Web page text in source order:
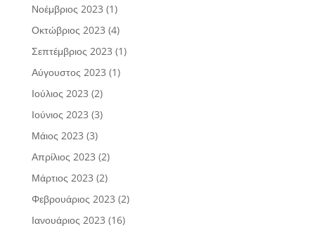
Νοέμβριος 2023 (1)
Οκτώβριος 2023 (4)
Σεπτέμβριος 2023 (1)
Αύγουστος 2023 (1)
Ιούλιος 2023 (2)
Ιούνιος 2023 (3)
Μάιος 2023 (3)
Απρίλιος 2023 (2)
Μάρτιος 2023 (2)
Φεβρουάριος 2023 (2)
Ιανουάριος 2023 (16)